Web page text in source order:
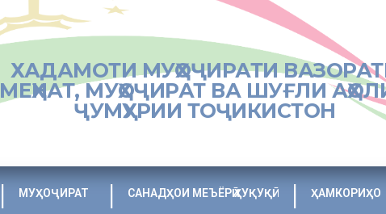
ХАДАМОТИ МУҲОҶИРАТИ
МЕҲНАТ, МУҲОҶИРАТ ВА ШУҒЛИ
ҶУМҲУРИИ ТОҶИКИСТОН
МУҲОҶИРАТ САНАДҲОИ МЕЪЁРӢ ҲУҚУҚӢ ҲАМКОРИҲО